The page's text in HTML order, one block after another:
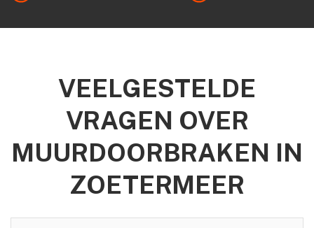
VEELGESTELDE
VRAGEN OVER
MUURDOORBRAKEN IN
ZOETERMEER